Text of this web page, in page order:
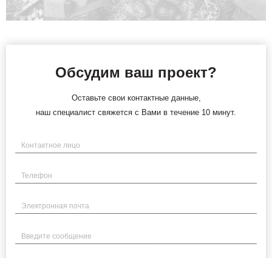
Обсудим ваш проект?
Оставьте свои контактные данные,
наш специалист свяжется с Вами в течение 10 минут.
Имя
Телефон
Электронная почта
Введите сообщение